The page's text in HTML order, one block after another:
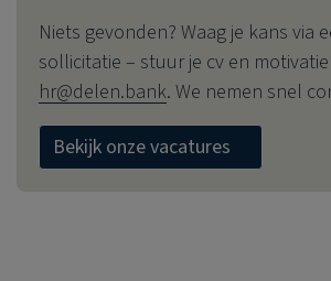
Niets gevonden? Waag je kans via
sollicitatie – stuur je cv en
hr@delen.bank. We nemen snel
Bekijk onze vacatures